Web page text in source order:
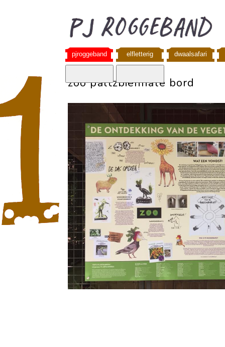
pjroggeband elfletterig dwaalsafari
zoo paltzbiënnale bord